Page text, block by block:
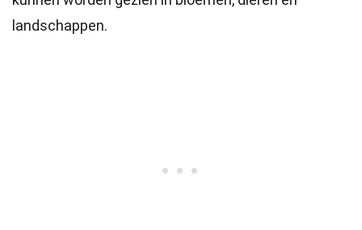
landschappen.